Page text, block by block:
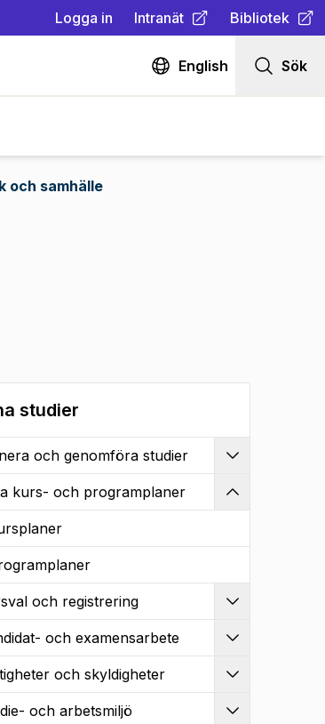
Logga in Intranät
(Öppnas i ny flik)
Bibliotek
(Öppnas i ny
English Sök
och samhälle
studier
och genomföra studier
kurs- och programplaner
och registrering
och examensarbete
och skyldigheter
och arbetsmiljö